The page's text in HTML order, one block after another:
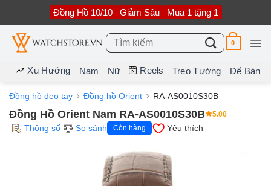
nội
dung
Đồng Hồ 10/10 Giảm Sâu Mua 1 tặng 1
Tìm
kiếm:
0
Xu Hướng Nam Nữ Reels Treo Tường Để Bàn
Đồng hồ đeo tay Đồng hồ Orient RA-AS0010S30B
Đồng Hồ Orient Nam RA-AS0010S30B 5.00
Thông số So sánh Còn hàng Yêu thích